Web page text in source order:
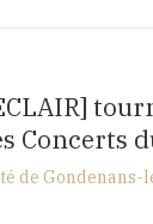
Doubs
Concerts
de Gondenans-